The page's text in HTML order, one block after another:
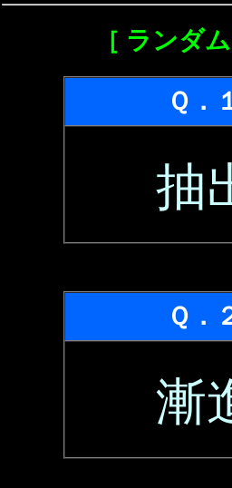
［ ランダ
Ｑ．
抽
Ｑ．
漸